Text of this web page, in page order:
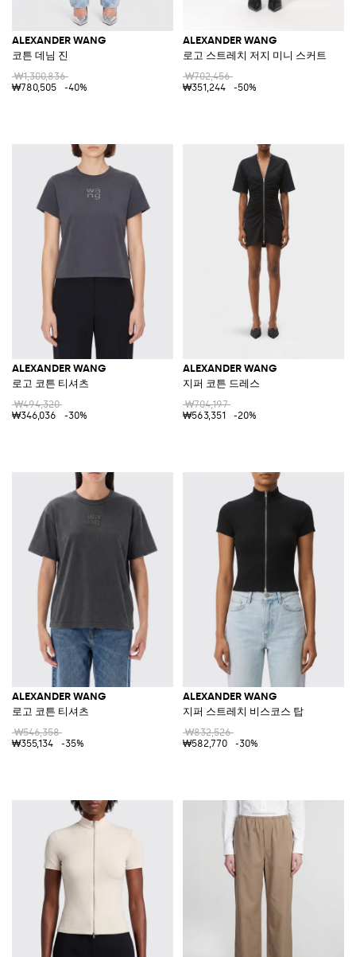
ALEXANDER WANG
코튼 데님 진
₩1,300,836
₩780,505
-40%
ALEXANDER WANG
로고 스트레치 저지 미니 스커트
₩702,456
₩351,244
-50%
ALEXANDER WANG
로고 코튼 티셔츠
₩494,320
₩346,036
-30%
ALEXANDER WANG
지퍼 코튼 드레스
₩704,197
₩563,351
-20%
ALEXANDER WANG
로고 코튼 티셔츠
₩546,358
₩355,134
-35%
ALEXANDER WANG
지퍼 스트레치 비스코스 탑
₩832,526
₩582,770
-30%